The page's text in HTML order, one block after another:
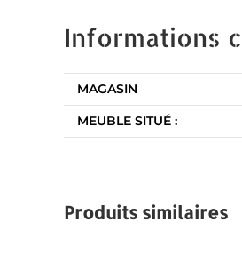
Informations
MAGASIN
MEUBLE SITUÉ :
Produits similaires